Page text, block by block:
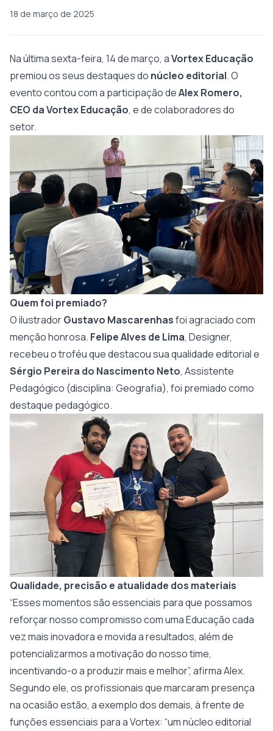
18 de março de 2025
Na última sexta-feira, 14 de março, aVortex Educação
premiou os seus destaques do núcleo editorial. O
evento contou com a participação deAlex Romero,
CEO da Vortex Educação, e de colaboradores do
setor.
Quem foi premiado?
O ilustradorGustavo Mascarenhasfoi agraciado com
menção honrosa. Felipe Alves de Lima, Designer,
recebeu o troféu que destacou sua qualidade editorial e
Sérgio Pereira do Nascimento Neto, Assistente
Pedagógico (disciplina: Geografia), foi premiado como
destaque pedagógico.
Qualidade, precisão e atualidade dos materiais
“Esses momentos são essenciais para que possamos
reforçar nosso compromisso com uma Educação cada
vez mais inovadora e movida a resultados, além de
potencializarmos a motivação do nosso time,
incentivando-o a produzir mais e melhor”, afirma Alex.
Segundo ele, os profissionais que marcaram presença
na ocasião estão, a exemplo dos demais, à frente de
funções essenciais para a Vortex: “um núcleo editorial